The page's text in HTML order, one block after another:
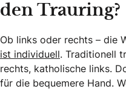
den Trauring?
Ob links oder rechts – die
ist individuell. Traditionell
rechts, katholische links.
für die bequemere Hand.